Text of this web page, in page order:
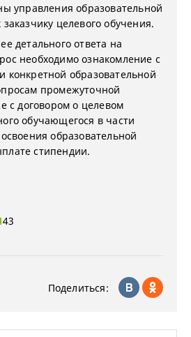
управления образовательной
целевого обучения.
детального ответа на
необходимо ознакомление с
конкретной образовательной
промежуточной
с договором о целевом
обучающегося в части
образовательной
стипендии.
43
Поделиться: